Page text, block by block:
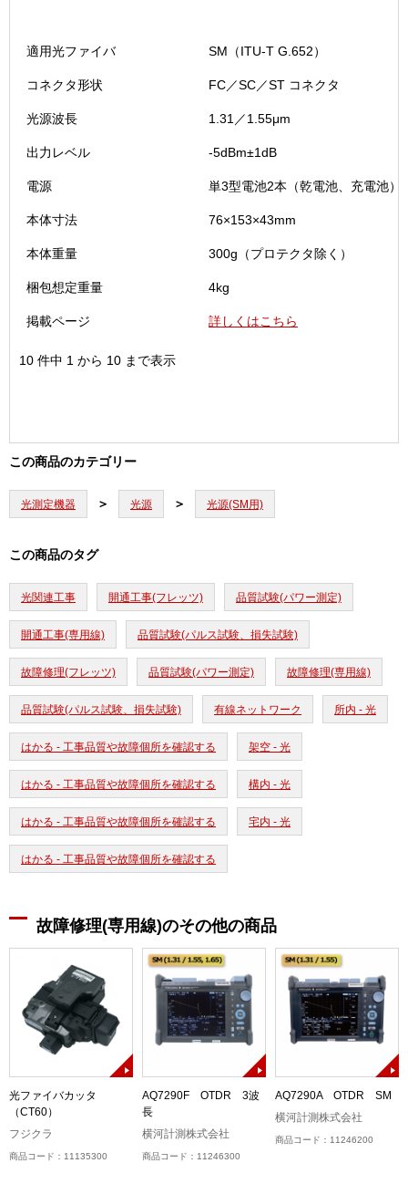
適用光ファイバ SM（ITU-T G.652）
コネクタ形状 FC／SC／ST コネクタ
光源波長 1.31／1.55μm
出力レベル -5dBm±1dB
電源 単3型電池2本（乾電池、充電池）
本体寸法 76×153×43mm
本体重量 300g（プロテクタ除く）
梱包想定重量 4kg
掲載ページ 詳しくはこちら
10 件中 1 から 10 まで表示
この商品のカテゴリー
光測定機器 光源 光源(SM用)
この商品のタグ
光関連工事 開通工事(フレッツ) 品質試験(パワー測定)
開通工事(専用線) 品質試験(パルス試験、損失試験)
故障修理(フレッツ) 品質試験(パワー測定) 故障修理(専用線)
品質試験(パルス試験、損失試験) 有線ネットワーク 所内 - 光
はかる - 工事品質や故障個所を確認する 架空 - 光
はかる - 工事品質や故障個所を確認する 構内 - 光
はかる - 工事品質や故障個所を確認する 宅内 - 光
はかる - 工事品質や故障個所を確認する
故障修理(専用線)のその他の商品
光ファイバカッタ
（CT60）
フジクラ
商品コード：11135300
AQ7290F OTDR 3波
長
横河計測株式会社
商品コード：11246300
AQ7290A OTDR SM
横河計測株式会社
商品コード：11246200